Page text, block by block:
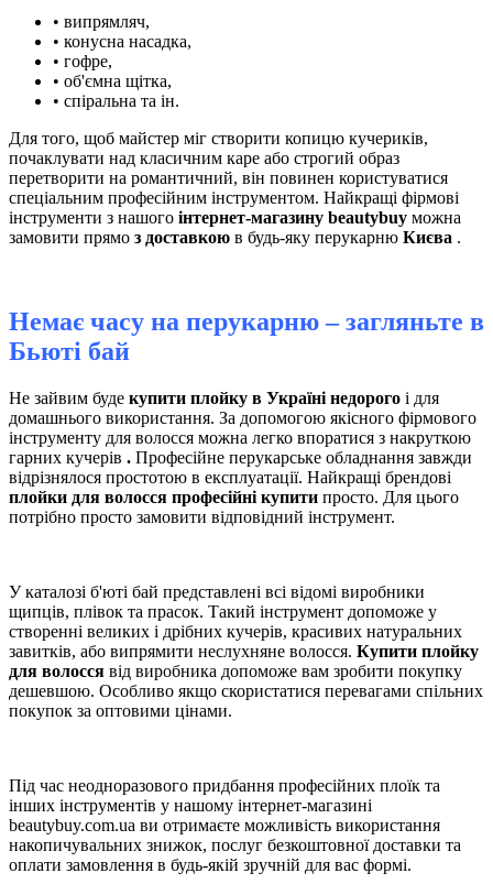
• випрямляч,
• конусна насадка,
• гофре,
• об'ємна щітка,
• спіральна та ін.
Для того, щоб майстер міг створити копицю кучериків,
почаклувати над класичним каре або строгий образ
перетворити на романтичний, він повинен користуватися
спеціальним професійним інструментом. Найкращі фірмові
інструменти з нашого інтернет-магазину beautybuy можна
замовити прямо з доставкою в будь-яку перукарню Києва .
Немає часу на перукарню – загляньте в
Бьюті бай
Не зайвим буде купити плойку в Україні недорого і для
домашнього використання. За допомогою якісного фірмового
інструменту для волосся можна легко впоратися з накруткою
гарних кучерів . Професійне перукарське обладнання завжди
відрізнялося простотою в експлуатації. Найкращі брендові
плойки для волосся професійні купити просто. Для цього
потрібно просто замовити відповідний інструмент.
У каталозі б'юті бай представлені всі відомі виробники
щипців, плівок та прасок. Такий інструмент допоможе у
створенні великих і дрібних кучерів, красивих натуральних
завитків, або випрямити неслухняне волосся. Купити плойку
для волосся від виробника допоможе вам зробити покупку
дешевшою. Особливо якщо скористатися перевагами спільних
покупок за оптовими цінами.
Під час неодноразового придбання професійних плоїк та
інших інструментів у нашому інтернет-магазині
beautybuy.com.ua ви отримаєте можливість використання
накопичувальних знижок, послуг безкоштовної доставки та
оплати замовлення в будь-якій зручній для вас формі.